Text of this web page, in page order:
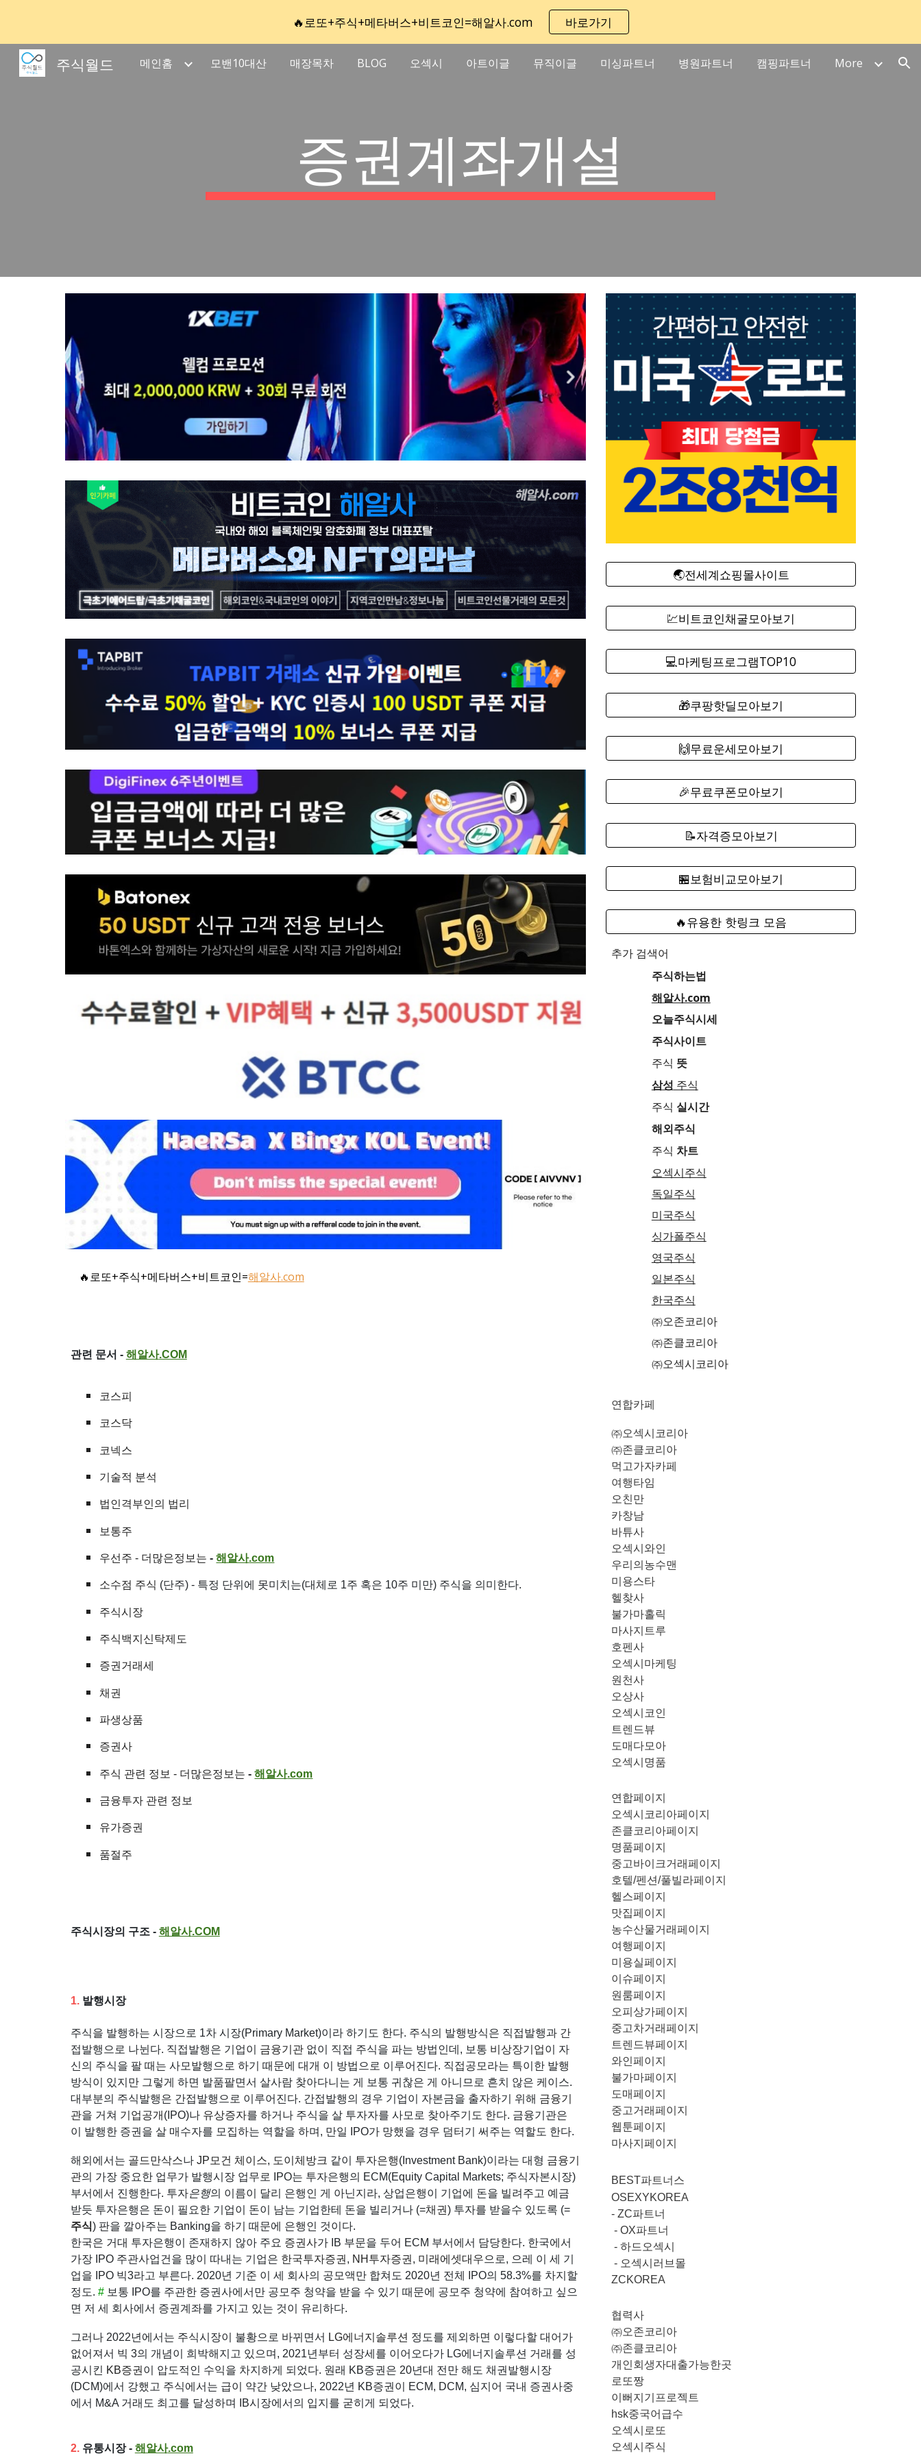
Skip to main content Skip to navigation
🔥로또+주식+메타버스+비트코인=해알사.com 바로가기
주식월드 메인홈 모밴10대산 매장목차 BLOG 오섹시 아트이글 뮤직이글 미싱파트너 병원파트너 캠핑파트너 More
증권계좌개설
🔥로또+주식+메타버스+비트코인=해알사.com
관련 문서 - 해알사.COM
코스피
코스닥
코넥스
기술적 분석
법인격부인의 법리
보통주
우선주 - 더많은정보는 -해알사.com
소수점 주식 (단주) - 특정 단위에 못미치는(대체로 1주 혹은 10주 미만) 주식을 의미한다.
주식시장
주식백지신탁제도
증권거래세
채권
파생상품
증권사
주식 관련 정보 - 더많은정보는 -해알사.com
금융투자 관련 정보
유가증권
품절주
주식시장의 구조 - 해알사.COM
1.발행시장
주식을 발행하는 시장으로 1차 시장(Primary Market)이라 하기도 한다. 주식의 발행방식은 직접발행과 간
접발행으로 나뉜다. 직접발행은 기업이 금융기관없이 직접 주식을 파는 방법인데, 보통 비상장기업이 자
신의 주식을 팔 때는 사모발행으로 하기 때문에 대개 이 방법으로 이루어진다. 직접공모라는 특이한 발행
방식이 있지만 그렇게 하면 발품팔면서 살사람 찾아다니는 게 보통 귀찮은 게 아니므로 흔치 않은 케이스.
대부분의 주식발행은 간접발행으로 이루어진다. 간접발행의 경우 기업이 자본금을 출자하기 위해 금융기
관을 거쳐 기업공개 (IPO)나 유상증자를 하거나 주식을 살 투자자를 사모로 찾아주기도 한다. 금융기관은
이 발행한 증권을 살 매수자를 모집하는 역할을 하며, 만일 IPO가 망했을 경우 덤터기 써주는 역할도 한다.
해외에서는 골드만삭스나 JP모건 체이스, 도이체방크 같이 투자은행(Investment Bank)이라는 대형 금융기
관의 가장 중요한 업무가 발행시장 업무로 IPO는 투자은행의 ECM(Equity Capital Markets; 주식자본시장)
부서에서 진행한다. 투자은행의 이름이 달리 은행인 게 아닌지라, 상업은행이 기업에 돈을 빌려주고 예금
받듯 투자은행은 돈이 필요한 기업이 돈이 남는 기업한테 돈을 빌리거나 (=채권) 투자를 받을수 있도록 (=
주식) 판을 깔아주는 Banking을 하기 때문에 은행인 것이다.
한국은 거대 투자은행이 존재하지 않아 주요 증권사가 IB 부문을 두어 ECM 부서에서 담당한다. 한국에서
가장 IPO 주관사업건을 많이 따내는 기업은 한국투자증권 , NH투자증권 , 미래에셋대우으로, 으레 이 세 기
업을 IPO 빅3라고 부른다. 2020년 기준 이 세 회사의 공모액만 합쳐도 2020년 전체 IPO의 58.3%를 차지할
정도. #보통 IPO를 주관한 증권사에서만 공모주 청약을 받을 수 있기 때문에 공모주 청약에 참여하고 싶으
면 저 세 회사에서 증권계좌를 가지고 있는 것이 유리하다.
그러나 2022년에서는 주식시장이 불황으로 바뀌면서 LG에너지솔루션 정도를 제외하면 이렇다할 대어가
없어져서 빅 3의 개념이 희박해지고 있으며, 2021년부터 성장세를 이어오다가 LG에너지솔루션 거래를 성
공시킨 KB증권 이 압도적인 수익을 차지하게 되었다. 원래 KB증권은 20년대 전만 해도 채권발행시장
(DCM)에서 강했고 주식에서는 급이 약간 낮았으나, 2022년 KB증권이 ECM, DCM, 심지어 국내 증권사중
에서 M&A 거래도 최고를 달성하며 IB시장에서의 입지를 굳히게 되었다.
2.유통시장 - 해알사.com
🌏전세계쇼핑몰사이트
💹비트코인채굴모아보기
💻마케팅프로그램TOP10
🎁쿠팡핫딜모아보기
🙌무료운세모아보기
🎉무료쿠폰모아보기
📝자격증모아보기
🏪보험비교모아보기
🔥유용한 핫링크 모음
추가 검색어
주식하는법
해알사.com
오늘주식시세
주식사이트
주식 뜻
삼성 주식
주식 실시간
해외주식
주식 차트
오섹시주식
독일주식
미국주식
싱가폴주식
영국주식
일본주식
한국주식
㈜오존코리아
㈜존클코리아
㈜오섹시코리아
연합카페
㈜오섹시코리아
㈜존클코리아
먹고가자카페
여행타임
오친만
카창남
바튜사
오섹시와인
우리의농수맨
미용스타
헬찾사
불가마홀릭
마사지트루
호펜사
오섹시마케팅
원천사
오상사
오섹시코인
트렌드뷰
도매다모아
오섹시명품
연합페이지
오섹시코리아페이지
존클코리아페이지
명품페이지
중고바이크거래페이지
호텔/펜션/풀빌라페이지
헬스페이지
맛집페이지
농수산물거래페이지
여행페이지
미용실페이지
이슈페이지
원룸페이지
오피상가페이지
중고차거래페이지
트렌드뷰페이지
와인페이지
불가마페이지
도매페이지
중고거래페이지
웹툰페이지
마사지페이지
BEST파트너스
OSEXYKOREA
-ZC파트너
-OX파트너
-하드오섹시
- 오섹시러브몰
ZCKOREA
협력사
㈜오존코리아
㈜존클코리아
개인회생자대출가능한곳
로또짱
이뻐지기프로젝트
hsk중국어급수
오섹시로또
오섹시주식